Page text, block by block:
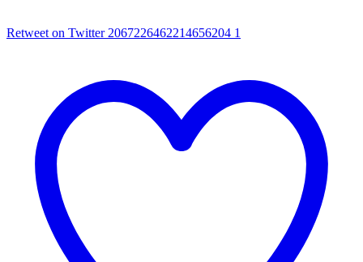
Retweet on Twitter 2067226462214656204 1